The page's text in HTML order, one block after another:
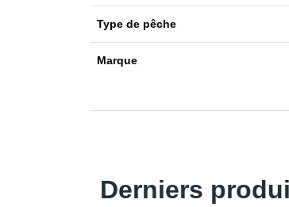
Type de pêche
Marque
Derniers